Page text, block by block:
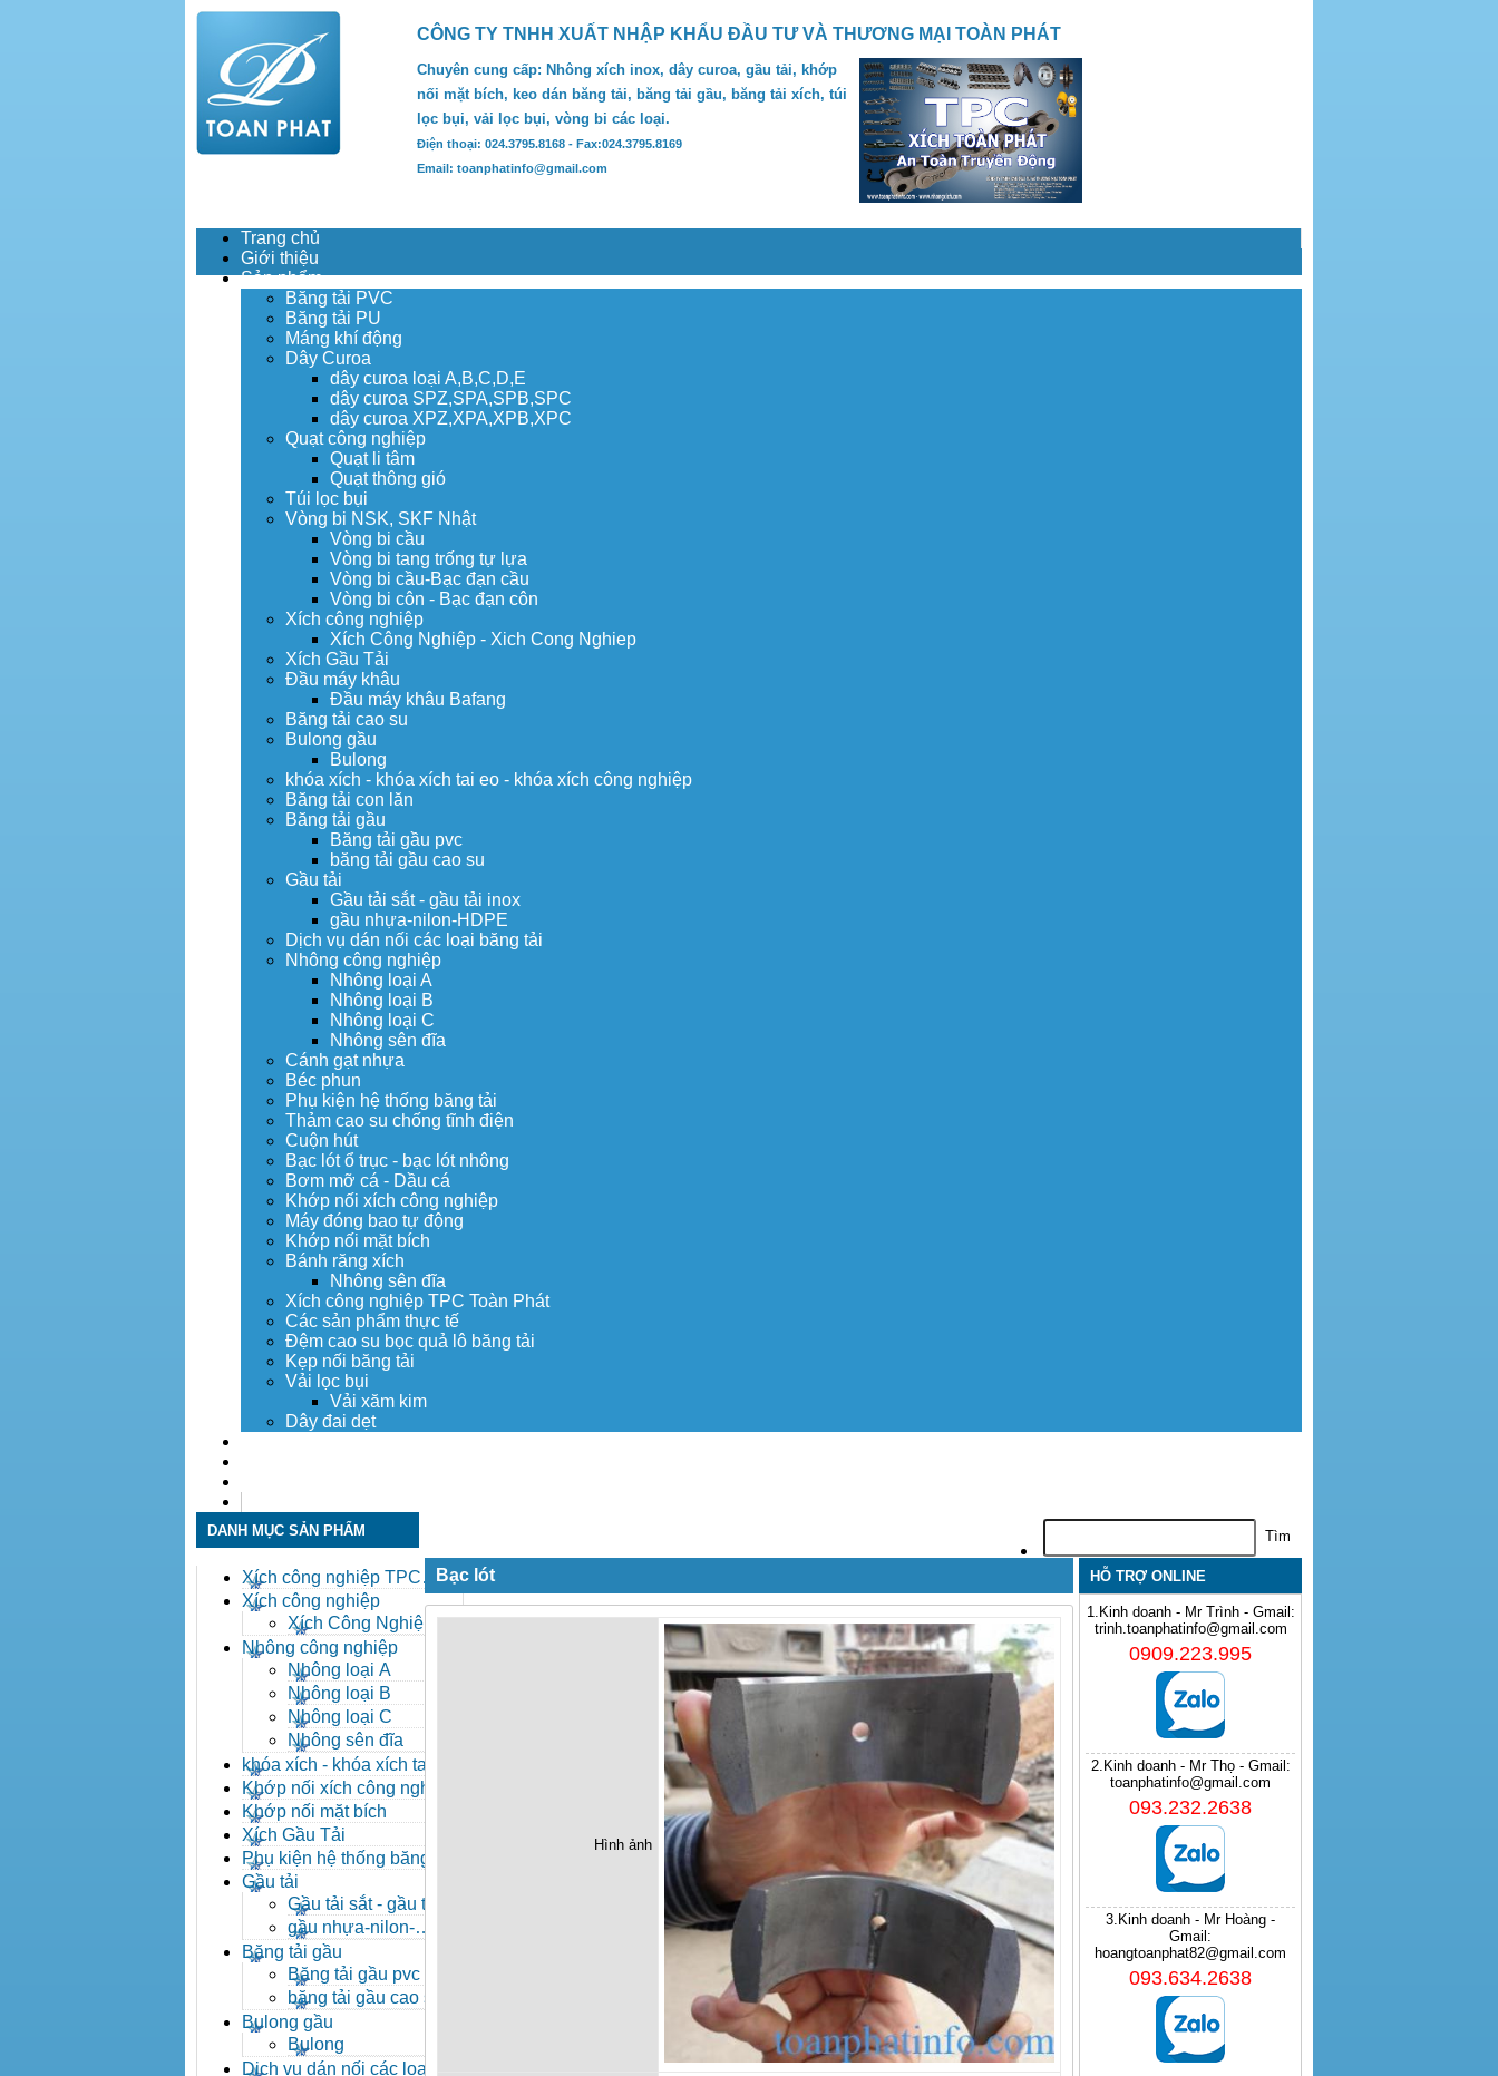
CÔNG TY TNHH XUẤT NHẬP KHẨU ĐẦU TƯ VÀ THƯƠNG MẠI TOÀN PHÁT
Chuyên cung cấp: Nhông xích inox, dây curoa, gầu tải, khớp
nối mặt bích, keo dán băng tải, băng tải gầu, băng tải xích, túi
lọc bụi, vải lọc bụi, vòng bi các loại.
Điện thoại: 024.3795.8168 - Fax:024.3795.8169
Email: toanphatinfo@gmail.com
Trang chủ
Giới thiệu
Sản phẩm
Băng tải PVC
Băng tải PU
Máng khí động
Dây Curoa
dây curoa loại A,B,C,D,E
dây curoa SPZ,SPA,SPB,SPC
dây curoa XPZ,XPA,XPB,XPC
Quạt công nghiệp
Quạt li tâm
Quạt thông gió
Túi lọc bụi
Vòng bi NSK, SKF Nhật
Vòng bi cầu
Vòng bi tang trống tự lựa
Vòng bi cầu-Bạc đạn cầu
Vòng bi côn - Bạc đạn côn
Xích công nghiệp
Xích Công Nghiệp - Xich Cong Nghiep
Xích Gầu Tải
Đầu máy khâu
Đầu máy khâu Bafang
Băng tải cao su
Bulong gầu
Bulong
khóa xích - khóa xích tai eo - khóa xích công nghiệp
Băng tải con lăn
Băng tải gầu
Băng tải gầu pvc
băng tải gầu cao su
Gầu tải
Gầu tải sắt - gầu tải inox
gầu nhựa-nilon-HDPE
Dịch vụ dán nối các loại băng tải
Nhông công nghiệp
Nhông loại A
Nhông loại B
Nhông loại C
Nhông sên đĩa
Cánh gạt nhựa
Béc phun
Phụ kiện hệ thống băng tải
Thảm cao su chống tĩnh điện
Cuộn hút
Bạc lót ổ trục - bạc lót nhông
Bơm mỡ cá - Dầu cá
Khớp nối xích công nghiệp
Máy đóng bao tự động
Khớp nối mặt bích
Bánh răng xích
Nhông sên đĩa
Xích công nghiệp TPC Toàn Phát
Các sản phẩm thực tế
Đệm cao su bọc quả lô băng tải
Kẹp nối băng tải
Vải lọc bụi
Vải xăm kim
Dây đai dẹt
DANH MỤC SẢN PHẨM
Xích công nghiệp TPC
Toàn Phát
Xích công nghiệp
Xích Công Nghiệp -
Xich Cong Nghiep
Nhông công nghiệp
Nhông loại A
Nhông loại B
Nhông loại C
Nhông sên đĩa
khóa xích - khóa xích tai eo
- khóa xích công nghiệp
Khớp nối xích công nghiệp
Khớp nối mặt bích
Xích Gầu Tải
Phụ kiện hệ thống băng tải
Gầu tải
Gầu tải sắt - gầu tải
inox
gầu nhựa-nilon-
HDPE
Băng tải gầu
Băng tải gầu pvc
băng tải gầu cao su
Bulong gầu
Bulong
Dịch vụ dán nối các loại
Bạc lót
Hình ảnh
HỖ TRỢ ONLINE
1.Kinh doanh - Mr Trình - Gmail:
trinh.toanphatinfo@gmail.com
0909.223.995
2.Kinh doanh - Mr Thọ - Gmail:
toanphatinfo@gmail.com
093.232.2638
3.Kinh doanh - Mr Hoàng -
Gmail:
hoangtoanphat82@gmail.com
093.634.2638